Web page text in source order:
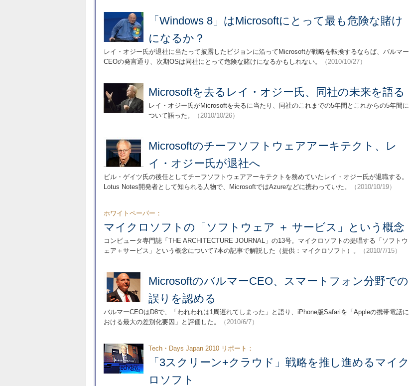
「Windows 8」はMicrosoftにとって最も危険な賭け
になるか？
レイ・オジー氏が退社に当たって披露したビジョンに沿ってMicrosoftが戦略を転換するならば、バルマー
CEOの発言通り、次期OSは同社にとって危険な賭けになるかもしれない。
（2010/10/27）
Microsoftを去るレイ・オジー氏、同社の未来を語る
レイ・オジー氏がMicrosoftを去るに当たり、同社のこれまでの5年間とこれからの5年間に
ついて語った。
（2010/10/26）
Microsoftのチーフソフトウェアアーキテクト、レ
イ・オジー氏が退社へ
ビル・ゲイツ氏の後任としてチーフソフトウェアアーキテクトを務めていたレイ・オジー氏が退職する。
Lotus Notes開発者として知られる人物で、MicrosoftではAzureなどに携わっていた。
（2010/10/19）
ホワイトペーパー：
マイクロソフトの「ソフトウェア ＋ サービス」という概念
コンピュータ専門誌「THE ARCHITECTURE JOURNAL」の13号。マイクロソフトの提唱する「ソフトウ
ェア＋サービス」という概念について7本の記事で解説した（提供：マイクロソフト）。
（2010/7/15）
MicrosoftのバルマーCEO、スマートフォン分野での
誤りを認める
バルマーCEOはD8で、「われわれは1周遅れてしまった」と語り、iPhone版Safariを「Appleの携帯電話に
おける最大の差別化要因」と評価した。
（2010/6/7）
Tech・Days Japan 2010 リポート：
「3スクリーン+クラウド」戦略を推し進めるマイク
ロソフト